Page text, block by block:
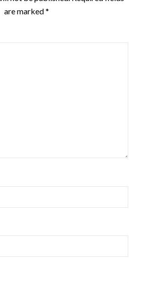
are marked*